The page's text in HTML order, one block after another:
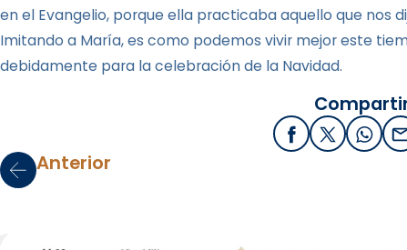
en el Evangelio, porque ella practicaba aquello que nos
Imitando a María, es como podemos vivir mejor este
debidamente para la celebración de la Navidad.
FacebookX / Twitter
Anterior